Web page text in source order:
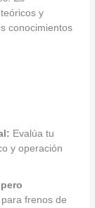
y
conocimientos
Evalúa tu
y operación
frenos de